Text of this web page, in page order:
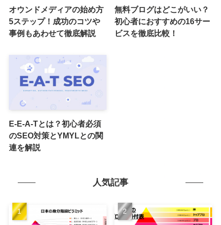
オウンドメディアの始め方
5ステップ！成功のコツや
事例もあわせて徹底解説
無料ブログはどこがいい？
初心者におすすめの16サー
ビスを徹底比較！
E-E-A-Tとは？初心者必須
のSEO対策とYMYLとの関
連を解説
人気記事